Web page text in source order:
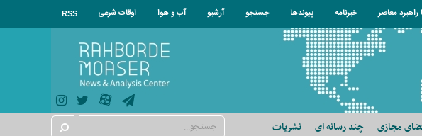
معاصر خبرنامه پیوندها جستجو آرشیو آب و هوا اوقات شرعی RSS
مجازی چند رسانه ای نشریات